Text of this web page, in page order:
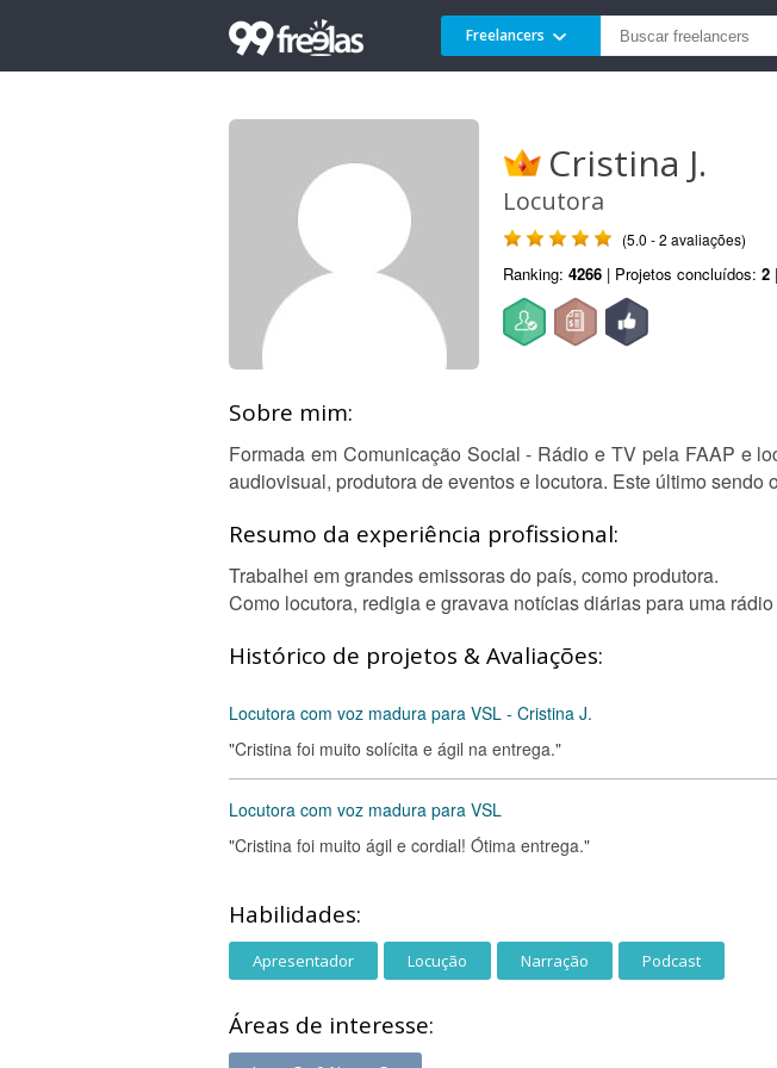
Freelancers
Cristina J.
Locutora
(5.0 - 2 avaliações)
Ranking: 4266 | Projetos concluídos: 2
Sobre mim:
Formada em Comunicação Social - Rádio e TV pela FAAP e
audiovisual, produtora de eventos e locutora. Este último sendo
Resumo da experiência profissional:
Trabalhei em grandes emissoras do país, como produtora.
Como locutora, redigia e gravava notícias diárias para uma
Histórico de projetos & Avaliações:
Locutora com voz madura para VSL - Cristina J.
"Cristina foi muito solícita e ágil na entrega."
Locutora com voz madura para VSL
"Cristina foi muito ágil e cordial! Ótima entrega."
Habilidades:
Apresentador Locução Narração Podcast
Áreas de interesse: